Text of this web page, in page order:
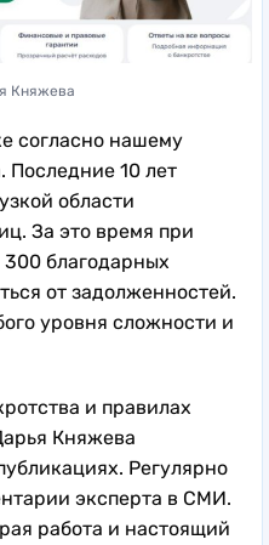
Княжева
согласно нашему
Последние 10 лет
области
За это время при
300 благодарных
от задолженностей.
уровня сложности и
и правилах
Княжева
Регулярно
эксперта в СМИ.
работа и настоящий